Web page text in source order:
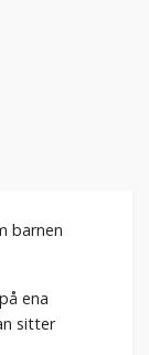
barnen
ena
sitter